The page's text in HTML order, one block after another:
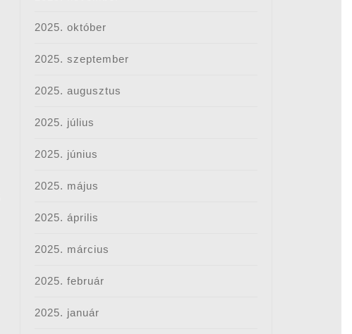
2025. október
2025. szeptember
2025. augusztus
2025. július
2025. június
2025. május
2025. április
2025. március
2025. február
2025. január